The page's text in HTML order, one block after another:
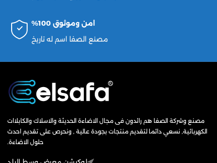
امن وموثوق 100%
مصنع الصفا اسم له تاريخ
مصنع وشركة الصفا هم رائدون فى مجال الاضاءة الحديثة والاسلاك والكابلاات
الكهربائية, نسعي دائما لتقديم منتجات بجودة عالية , ونحرص على تقديم احدث
حلول الاضاءة.